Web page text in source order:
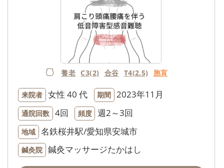
養老 C3(2) 合谷 T4(2.5) 胞肓
来院者 女性 40 代 期間 2023年11月
通院回数 4回 頻度 週2～3回
地域 名鉄桜井駅/愛知県安城市
鍼灸院 鍼灸マッサージたかはし